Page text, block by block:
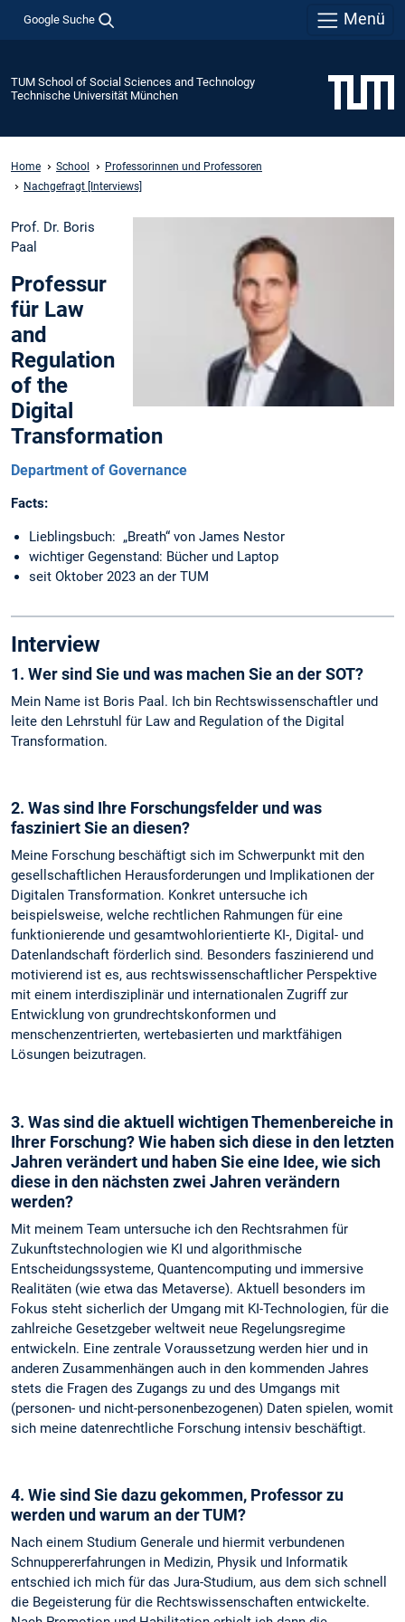
Google Suche Menü
TUM School of Social Sciences and Technology
Technische Universität München
Home School
Professorinnen und Professoren
Nachgefragt [Interviews]
Prof. Dr. Boris
Paal
Professur
für Law
and
Regulation
of the
Digital
Transformation
Department of Governance
Facts:
Lieblingsbuch: „Breath“ von James Nestor
wichtiger Gegenstand: Bücher und Laptop
seit Oktober 2023 an der TUM
Interview
1. Wer sind Sie und was machen Sie an der SOT?
Mein Name ist Boris Paal. Ich bin Rechtswissenschaftler und
leite den Lehrstuhl für Law and Regulation of the Digital
Transformation.
2. Was sind Ihre Forschungsfelder und was
fasziniert Sie an diesen?
Meine Forschung beschäftigt sich im Schwerpunkt mit den
gesellschaftlichen Herausforderungen und Implikationen der
Digitalen Transformation. Konkret untersuche ich
beispielsweise, welche rechtlichen Rahmungen für eine
funktionierende und gesamtwohlorientierte KI-, Digital- und
Datenlandschaft förderlich sind. Besonders faszinierend und
motivierend ist es, aus rechtswissenschaftlicher Perspektive
mit einem interdisziplinär und internationalen Zugriff zur
Entwicklung von grundrechtskonformen und
menschenzentrierten, wertebasierten und marktfähigen
Lösungen beizutragen.
3. Was sind die aktuell wichtigen Themenbereiche in
Ihrer Forschung? Wie haben sich diese in den letzten
Jahren verändert und haben Sie eine Idee, wie sich
diese in den nächsten zwei Jahren verändern
werden?
Mit meinem Team untersuche ich den Rechtsrahmen für
Zukunftstechnologien wie KI und algorithmische
Entscheidungssysteme, Quantencomputing und immersive
Realitäten (wie etwa das Metaverse). Aktuell besonders im
Fokus steht sicherlich der Umgang mit KI-Technologien, für die
zahlreiche Gesetzgeber weltweit neue Regelungsregime
entwickeln. Eine zentrale Voraussetzung werden hier und in
anderen Zusammenhängen auch in den kommenden Jahres
stets die Fragen des Zugangs zu und des Umgangs mit
(personen- und nicht-personenbezogenen) Daten spielen, womit
sich meine datenrechtliche Forschung intensiv beschäftigt.
4. Wie sind Sie dazu gekommen, Professor zu
werden und warum an der TUM?
Nach einem Studium Generale und hiermit verbundenen
Schnuppererfahrungen in Medizin, Physik und Informatik
entschied ich mich für das Jura-Studium, aus dem sich schnell
die Begeisterung für die Rechtswissenschaften entwickelte.